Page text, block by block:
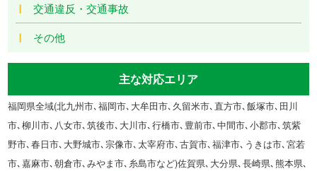
交通違反・交通事故
その他
主な対応エリア
福岡県全域(北九州市､福岡市､大牟田市､久留米市､直方市､飯塚市､田川
市､柳川市､八女市､筑後市､大川市､行橋市､豊前市､中間市､小郡市､筑紫
野市､春日市､大野城市､宗像市､太宰府市､古賀市､福津市､うきは市､宮若
市､嘉麻市､朝倉市､みやま市､糸島市など)佐賀県､大分県､長崎県､熊本県､